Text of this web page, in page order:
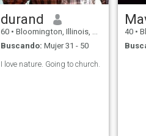
durand
60 • Bloomington, Illinois, Estados Unidos
Buscando: Mujer 31 - 50
I love nature. Going to church.
40 •